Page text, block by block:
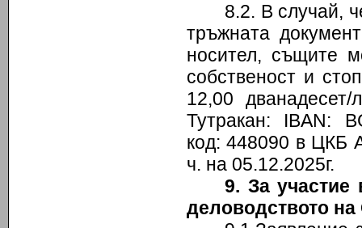
8.2. В случай,
тръжната
носител, същите
собственост и
12,00
Тутракан: IBAN:
код: 448090 в ЦКБ
ч. на 05.12.2025г.
9. За участие
деловодството